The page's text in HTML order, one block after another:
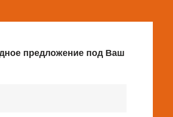
предложение под Ваш